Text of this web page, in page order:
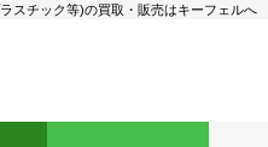
スチック等)の買取・販売はキーフェルへ